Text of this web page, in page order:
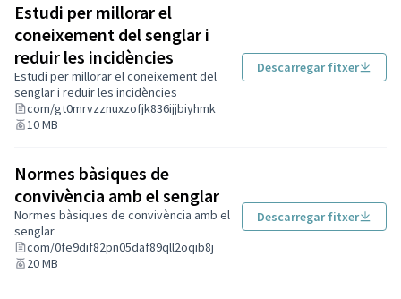
Estudi per millorar el
coneixement del senglar i
reduir les incidències
Estudi per millorar el coneixement del
senglar i reduir les incidències
com/gt0mrvzznuxzofjk836ijjbiyhmk
10 MB
Descarregar fitxer
Normes bàsiques de
convivència amb el senglar
Normes bàsiques de convivència amb el
senglar
com/0fe9dif82pn05daf89qll2oqib8j
20 MB
Descarregar fitxer